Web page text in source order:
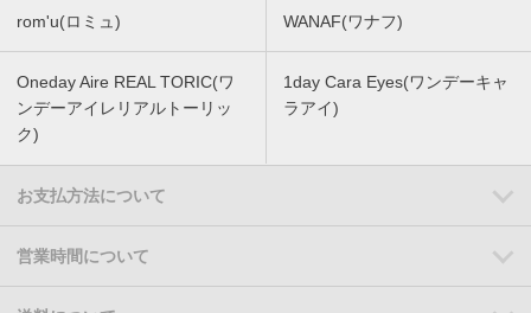
rom'u(ロミュ) WANAF(ワナフ)
Oneday Aire REAL TORIC(ワ
ンデーアイレリアルトーリッ
ク)
1day Cara Eyes(ワンデーキャ
ラアイ)
お支払方法について
営業時間について